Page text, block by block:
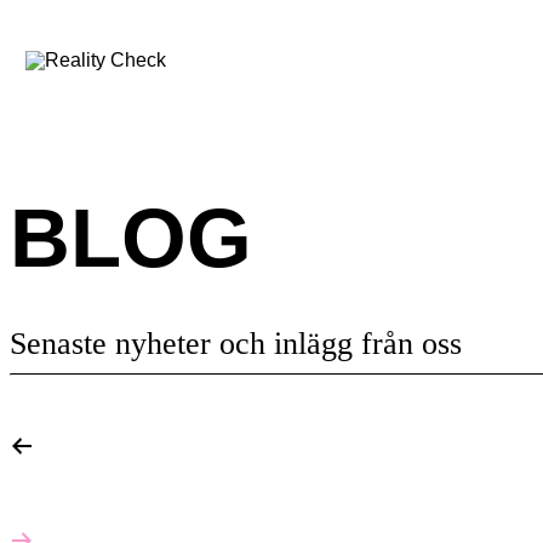
BLOG
Senaste nyheter och inlägg från oss